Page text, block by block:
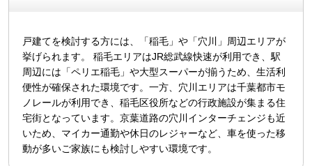
戸建てを検討する方には、「稲毛」や「穴川」周辺エリアが
挙げられます。 稲毛エリアはJR総武線快速が利用でき、駅
周辺には「ペリエ稲毛」や大型スーパーが揃うため、生活利
便性が確保された環境です。一方、穴川エリアは千葉都市モ
ノレールが利用でき、稲毛区役所などの行政施設が集まる住
宅街となっています。京葉道路の穴川インターチェンジも近
いため、マイカー通勤や休日のレジャーなど、車を使った移
動が多いご家族にも検討しやすい環境です。